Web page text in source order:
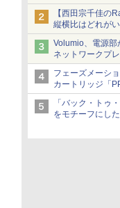
【西田宗千佳の
縦横比はどれが
サムスン新「
Volumio、電源部
ネットワークプ
フェーズメーシ
カートリッジ「
ングを根本から
「バック・トゥ
をモチーフにし